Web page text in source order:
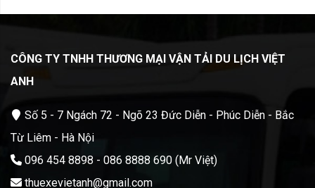
CÔNG TY TNHH THƯƠNG MẠI VẬN TẢI DU LỊCH VIỆT
ANH
Số 5 - 7 Ngách 72 - Ngõ 23 Đức Diễn - Phúc Diễn - Bắc
Từ Liêm - Hà Nội
096 454 8898 - 086 8888 690 (Mr Việt)
thuexevietanh@gmail.com